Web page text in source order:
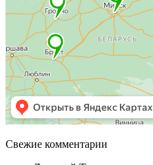
Свежие комментарии